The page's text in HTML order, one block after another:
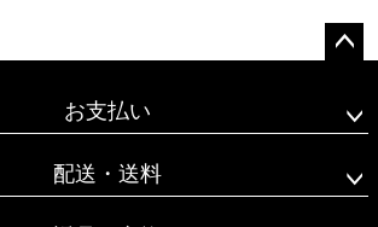
ップ
お支払い
配送・送料